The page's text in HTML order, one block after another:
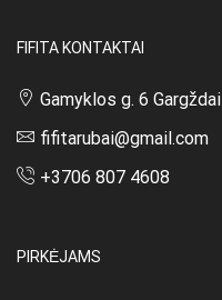
FIFITA KONTAKTAI
Gamyklos g. 6 Gargždai
fifitarubai@gmail.com
+3706 807 4608
PIRKĖJAMS